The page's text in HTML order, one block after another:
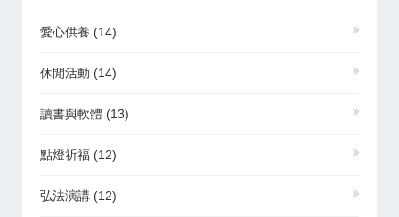
愛心供養 (14)
休閒活動 (14)
讀書與軟體 (13)
點燈祈福 (12)
弘法演講 (12)